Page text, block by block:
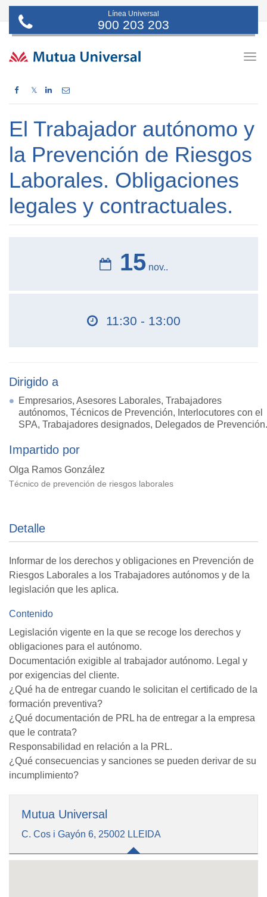
Línea Universal
900 203 203
𝕏
El Trabajador autónomo y
la Prevención de Riesgos
Laborales. Obligaciones
legales y contractuales.
15 nov..
11:30 - 13:00
Dirigido a
Empresarios, Asesores Laborales, Trabajadores
autónomos, Técnicos de Prevención, Interlocutores con el
SPA, Trabajadores designados, Delegados de Prevención.
Impartido por
Olga Ramos González
Técnico de prevención de riesgos laborales
Detalle
Informar de los derechos y obligaciones en Prevención de
Riesgos Laborales a los Trabajadores autónomos y de la
legislación que les aplica.
Contenido
Legislación vigente en la que se recoge los derechos y
obligaciones para el autónomo.
Documentación exigible al trabajador autónomo. Legal y
por exigencias del cliente.
¿Qué ha de entregar cuando le solicitan el certificado de la
formación preventiva?
¿Qué documentación de PRL ha de entregar a la empresa
que le contrata?
Responsabilidad en relación a la PRL.
¿Qué consecuencias y sanciones se pueden derivar de su
incumplimiento?
Mutua Universal
C. Cos i Gayón 6, 25002 LLEIDA